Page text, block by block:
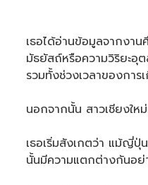
เธอได้อ่านข้อมูลจากงา
มัธยัสถ์หรือความวิริยะอุ
รวมทั้งช่วงเวลาของกา
นอกจากนั้น สาวเชียงใ
เธอเริ่มสังเกตว่า แม้ญี่ปุ่
นั้นมีความแตกต่างกันอย่